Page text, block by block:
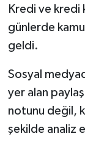
Kredi ve kredi
günlerde
geldi.
Sosyal
yer alan
notunu değil,
şekilde analiz